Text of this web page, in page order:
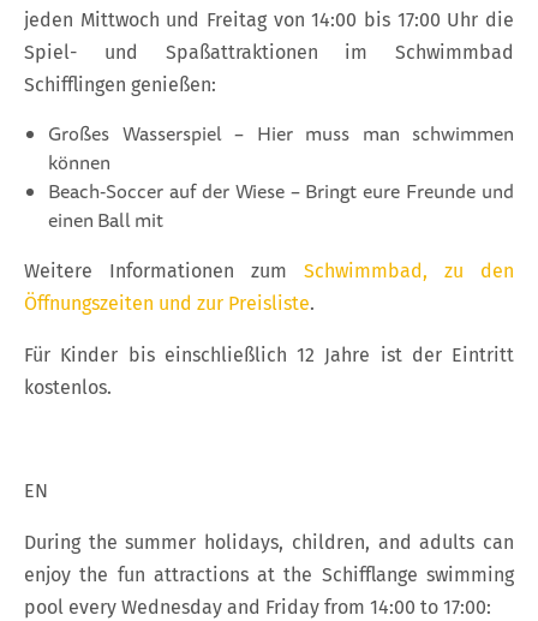
jeden Mittwoch und Freitag von 14:00 bis 17:00 Uhr die
Spiel- und Spaßattraktionen im Schwimmbad
Schifflingen genießen:
Großes Wasserspiel – Hier muss man schwimmen
können
Beach‑Soccer auf der Wiese – Bringt eure Freunde und
einen Ball mit
Weitere Informationen zum Schwimmbad, zu den
Öffnungszeiten und zur Preisliste.
Für Kinder bis einschließlich 12 Jahre ist der Eintritt
kostenlos.
EN
During the summer holidays, children, and adults can
enjoy the fun attractions at the Schifflange swimming
pool every Wednesday and Friday from 14:00 to 17:00: